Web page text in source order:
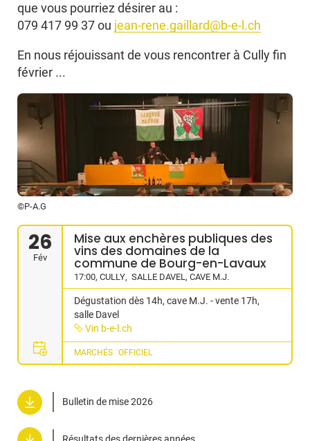
que vous pourriez désirer au :
079 417 99 37 ou jean-rene.gaillard@b-e-l.ch
En nous réjouissant de vous rencontrer à Cully fin
février ...
©P-A.G
26
Fév
Mise aux enchères publiques des
vins des domaines de la
commune de Bourg-en-Lavaux
17:00,CULLY, SALLE DAVEL, CAVE M.J.
Dégustation dès 14h, cave M.J. - vente 17h,
salle Davel
Vin b-e-l.ch
MARCHÉS OFFICIEL
Bulletin de mise 2026